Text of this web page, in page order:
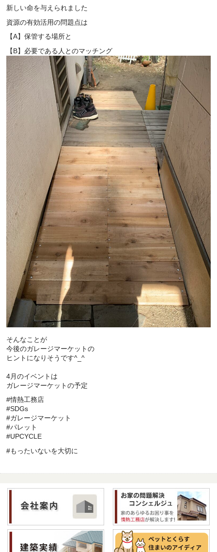
新しい命を与えられました
資源の有効活用の問題点は
【A】保管する場所と
【B】必要である人とのマッチング
そんなことが
今後のガレージマーケットの
ヒントになりそうです^_^
4月のイベントは
ガレージマーケットの予定
#情熱工務店
#SDGs
#ガレージマーケット
#パレット
#UPCYCLE
#もったいないを大切に